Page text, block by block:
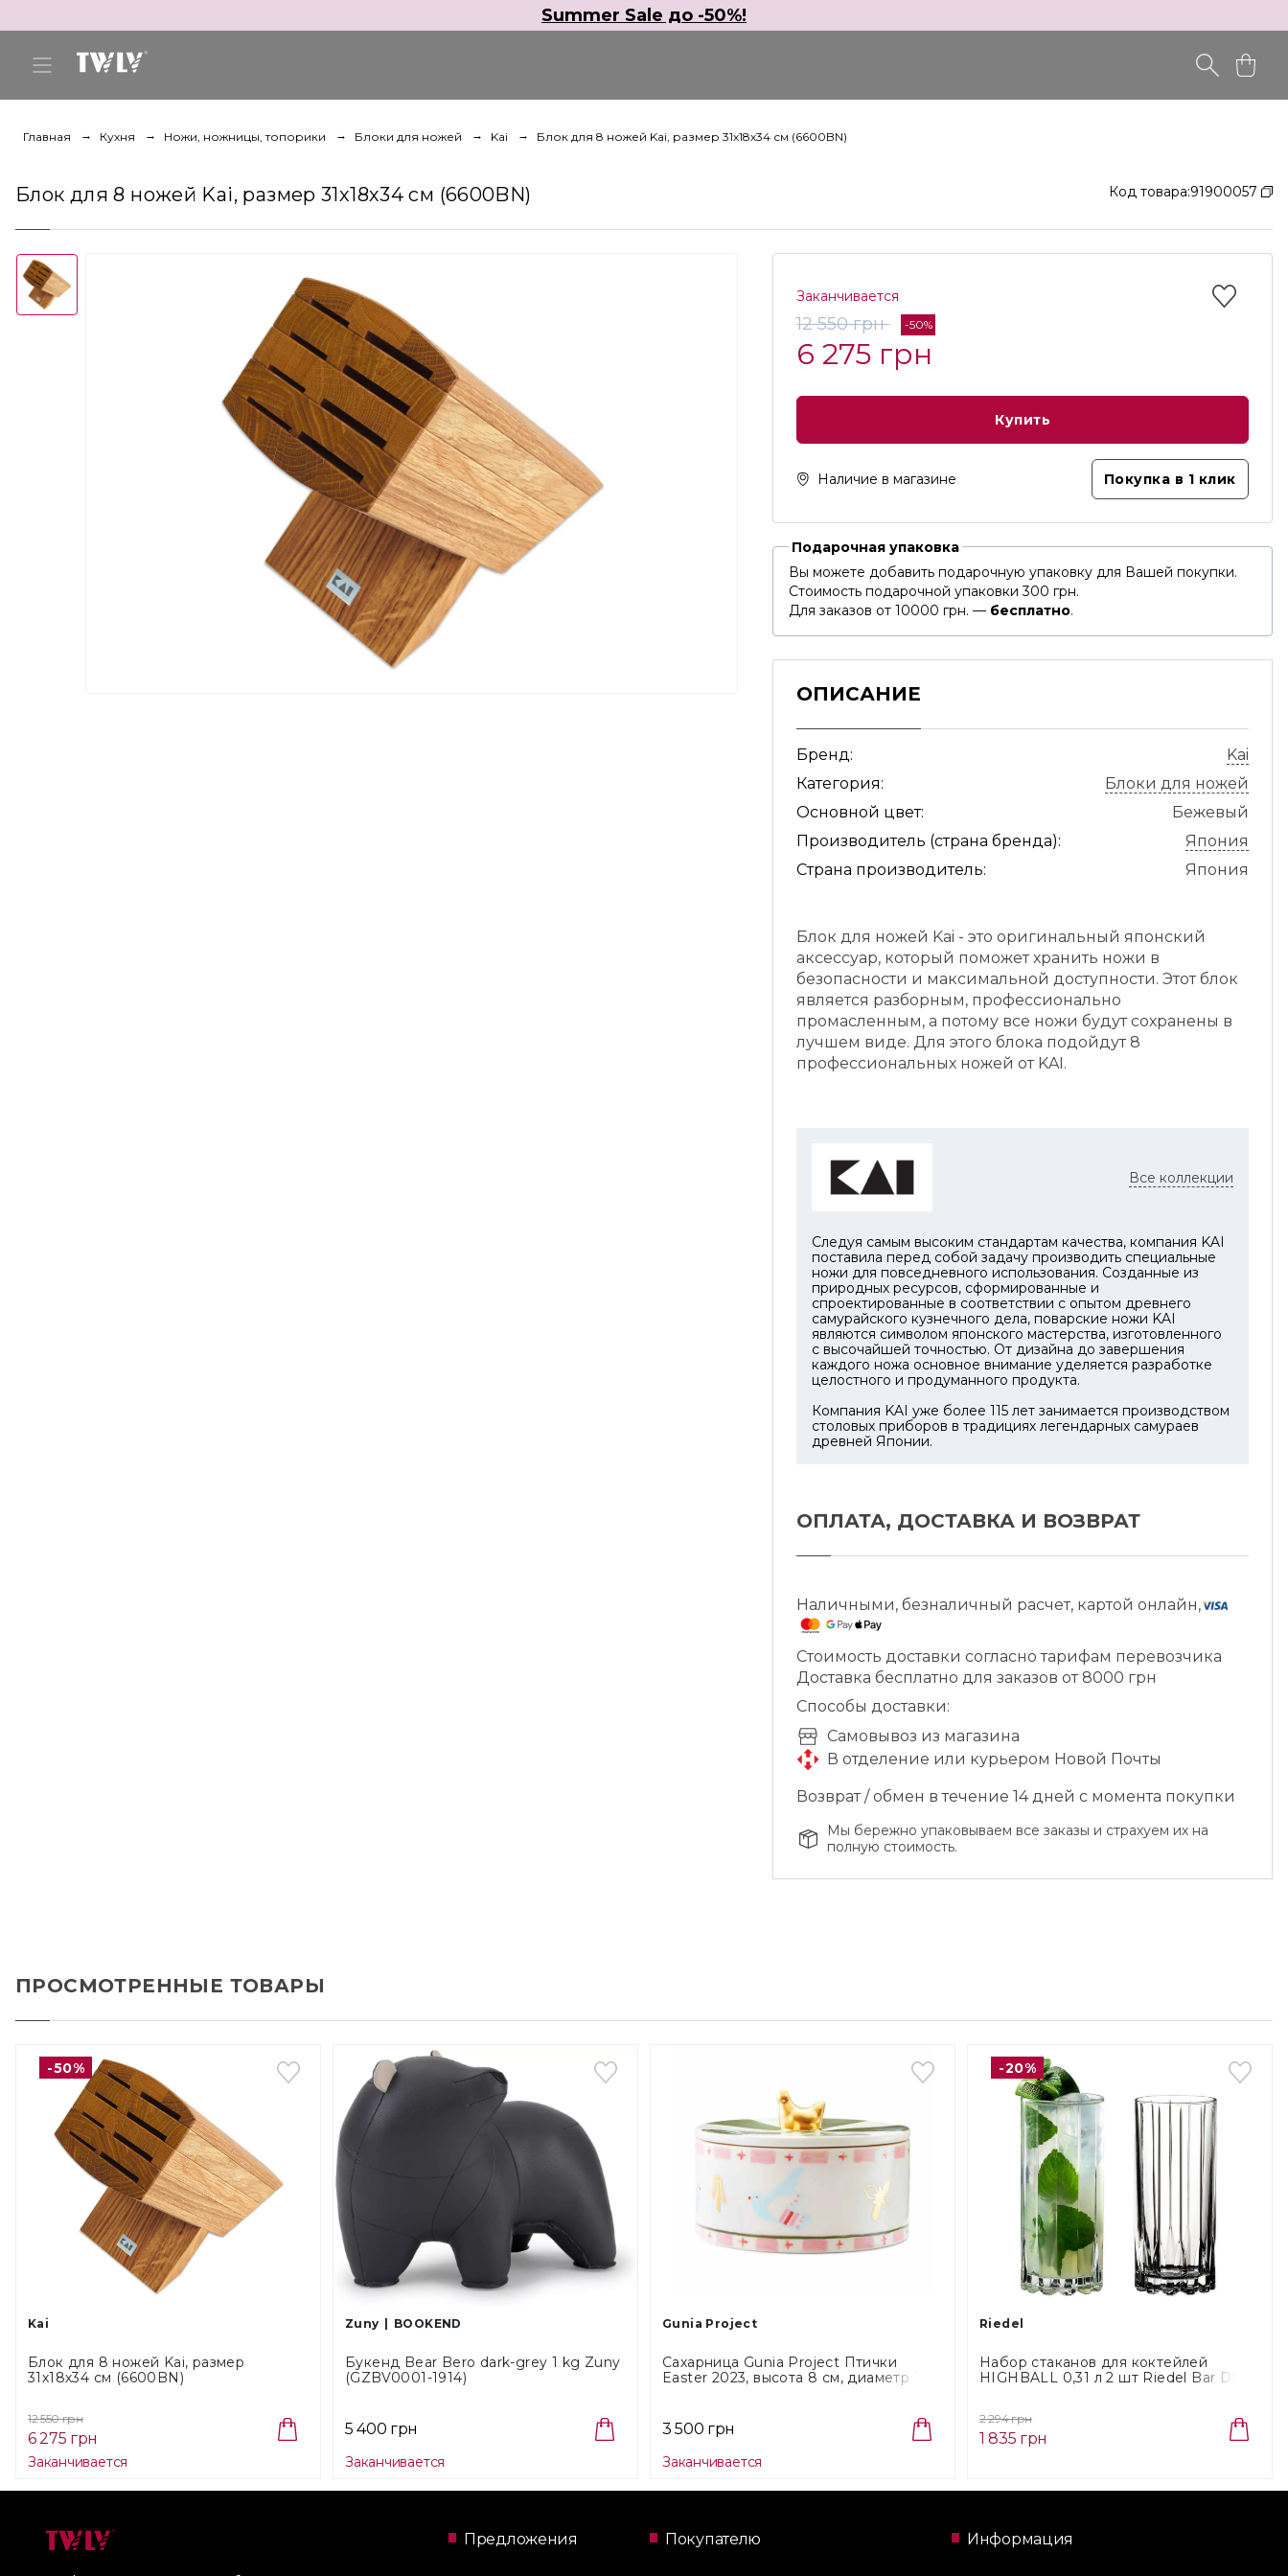
Summer Sale до -50%!
Главная Кухня Ножи, ножницы, топорики Блоки для ножей Kai Блок для 8 ножей Kai, размер 31х18х34 см (6600BN)
Блок для 8 ножей Kai, размер 31х18х34 см (6600BN) Код товара:91900057
Заканчивается
12 550 грн -50%
6 275 грн
Купить
Наличие в магазине Покупка в 1 клик
Подарочная упаковка
Вы можете добавить подарочную упаковку для Вашей покупки.
Стоимость подарочной упаковки 300 грн.
Для заказов от 10000 грн. — бесплатно.
ОПИСАНИЕ
Бренд:
Kai
Категория:
Блоки для ножей
Основной цвет:
Бежевый
Производитель (страна бренда):
Япония
Страна производитель:
Япония
Блок для ножей Kai - это оригинальный японский
аксессуар, который поможет хранить ножи в
безопасности и максимальной доступности. Этот блок
является разборным, профессионально
промасленным, а потому все ножи будут сохранены в
лучшем виде. Для этого блока подойдут 8
профессиональных ножей от KAI.
Все коллекции
Следуя самым высоким стандартам качества, компания KAI
поставила перед собой задачу производить специальные
ножи для повседневного использования. Созданные из
природных ресурсов, сформированные и
спроектированные в соответствии с опытом древнего
самурайского кузнечного дела, поварские ножи KAI
являются символом японского мастерства, изготовленного
с высочайшей точностью. От дизайна до завершения
каждого ножа основное внимание уделяется разработке
целостного и продуманного продукта.
Компания KAI уже более 115 лет занимается производством
столовых приборов в традициях легендарных самураев
древней Японии.
ОПЛАТА, ДОСТАВКА И ВОЗВРАТ
Наличными, безналичный расчет, картой онлайн,
Стоимость доставки согласно тарифам перевозчика
Доставка бесплатно для заказов от 8000 грн
Способы доставки:
Cамовывоз из магазина
В отделение или курьером Новой Почты
Возврат / обмен в течение 14 дней с момента покупки
Мы бережно упаковываем все заказы и страхуем их на
полную стоимость.
ПРОСМОТРЕННЫЕ ТОВАРЫ
-50%
Kai
Блок для 8 ножей Kai, размер
31х18х34 см (6600BN)
12 550 грн
6 275 грн
Заканчивается
Zuny BOOKEND
Букенд Bear Bero dark-grey 1 kg Zuny
(GZBV0001-1914)
5 400 грн
Заканчивается
Gunia Project
Сахарница Gunia Project Птички
Easter 2023, высота 8 см, диаметр 15
3 500 грн
Заканчивается
-20%
Riedel
Набор стаканов для коктейлей
HIGHBALL 0,31 л 2 шт Riedel Bar DSG
2 294 грн
1 835 грн
Предложения Покупателю Информация